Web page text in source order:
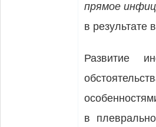
прямое
в результате
Развитие
в